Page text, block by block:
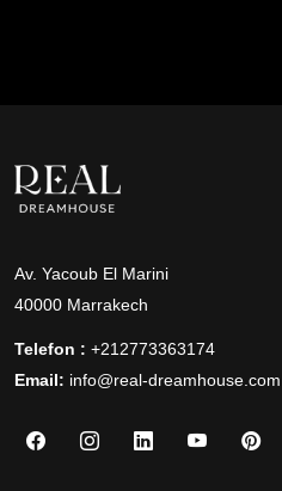
Av. Yacoub El Marini
40000 Marrakech
Telefon : +212773363174
Email: info@real-dreamhouse.com